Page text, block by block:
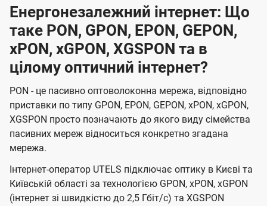
Енергонезалежний інтернет: Що
таке PON, GPON, EPON, GEPON,
xPON, xGPON, XGSPON та в
цілому оптичний інтернет?
PON - це пасивно оптоволоконна мережа, відповідно
приставки по типу GPON, EPON, GEPON, xPON, xGPON,
XGSPON просто позначають до якого виду сімейства
пасивних мереж відноситься конкретно згадана
мережа.
Інтернет-оператор UTELS підключає оптику в Києві та
Київській області за технологією GPON, xPON, xGPON
(інтернет зі швидкістю до 2,5 Гбіт/с) та XGSPON